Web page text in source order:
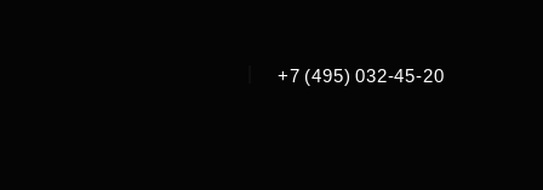
+7 (495) 032-45-20